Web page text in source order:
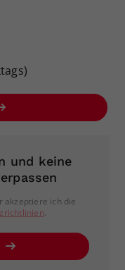
und keine
akzeptiere ich die
.